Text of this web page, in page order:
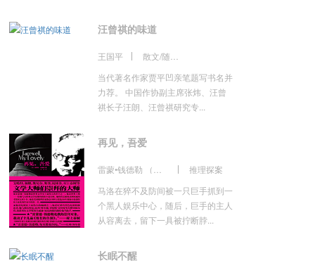
汪曾祺的味道
王国平
当代著名作家贾平凹亲笔题写书名并
力荐。 中国作协副主席张炜、汪曾
祺长子汪朗、汪曾祺研究专...
再见，吾爱
推理探案
马洛在猝不及防间被一只巨手抓到一
个黑人娱乐中心，随后，巨手的主人
从容离去，留下一具被拧断脖...
长眠不醒